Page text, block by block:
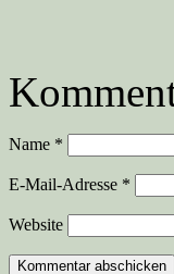
Name *
E-Mail-Adresse *
Website